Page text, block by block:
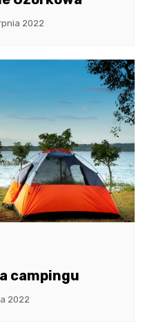
2022
campingu
2022